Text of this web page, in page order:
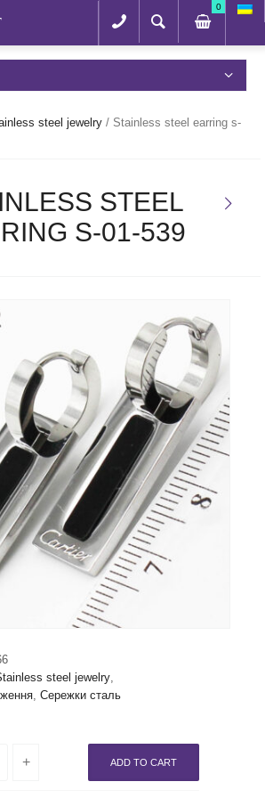
0
steel jewelry / Stainless steel earring s-
STEEL
S-01-539
steel jewelry,
, Сережки сталь
ADD TO CART